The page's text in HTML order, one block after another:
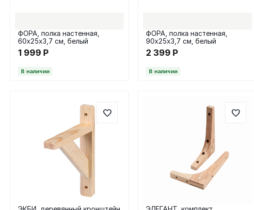
ФОРА, полка настенная,
60х25х3,7 см, белый
1 999 Р
В наличии
ФОРА, полка настенная,
90х25х3,7 см, белый
2 399 Р
В наличии